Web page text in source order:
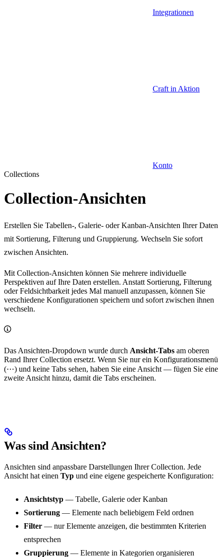
Integrationen
Craft in Aktion
Konto
Collections
Collection-Ansichten
Erstellen Sie Tabellen-, Galerie- oder Kanban-Ansichten Ihrer Daten
mit Sortierung, Filterung und Gruppierung. Wechseln Sie sofort
zwischen Ansichten.
Mit Collection-Ansichten können Sie mehrere individuelle
Perspektiven auf Ihre Daten erstellen. Anstatt Sortierung, Filterung
oder Feldsichtbarkeit jedes Mal manuell anzupassen, können Sie
verschiedene Konfigurationen speichern und sofort zwischen ihnen
wechseln.
Das Ansichten-Dropdown wurde durch Ansicht-Tabs am oberen
Rand Ihrer Collection ersetzt. Wenn Sie nur ein Konfigurationsmenü
(⋯) und keine Tabs sehen, haben Sie eine Ansicht — fügen Sie eine
zweite Ansicht hinzu, damit die Tabs erscheinen.
Was sind Ansichten?
Ansichten sind anpassbare Darstellungen Ihrer Collection. Jede
Ansicht hat einen Typ und eine eigene gespeicherte Konfiguration:
Ansichtstyp — Tabelle, Galerie oder Kanban
Sortierung — Elemente nach beliebigem Feld ordnen
Filter — nur Elemente anzeigen, die bestimmten Kriterien
entsprechen
Gruppierung — Elemente in Kategorien organisieren